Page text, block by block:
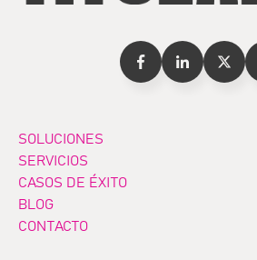
SOLUCIONES
SERVICIOS
CASOS DE ÉXITO
BLOG
CONTACTO